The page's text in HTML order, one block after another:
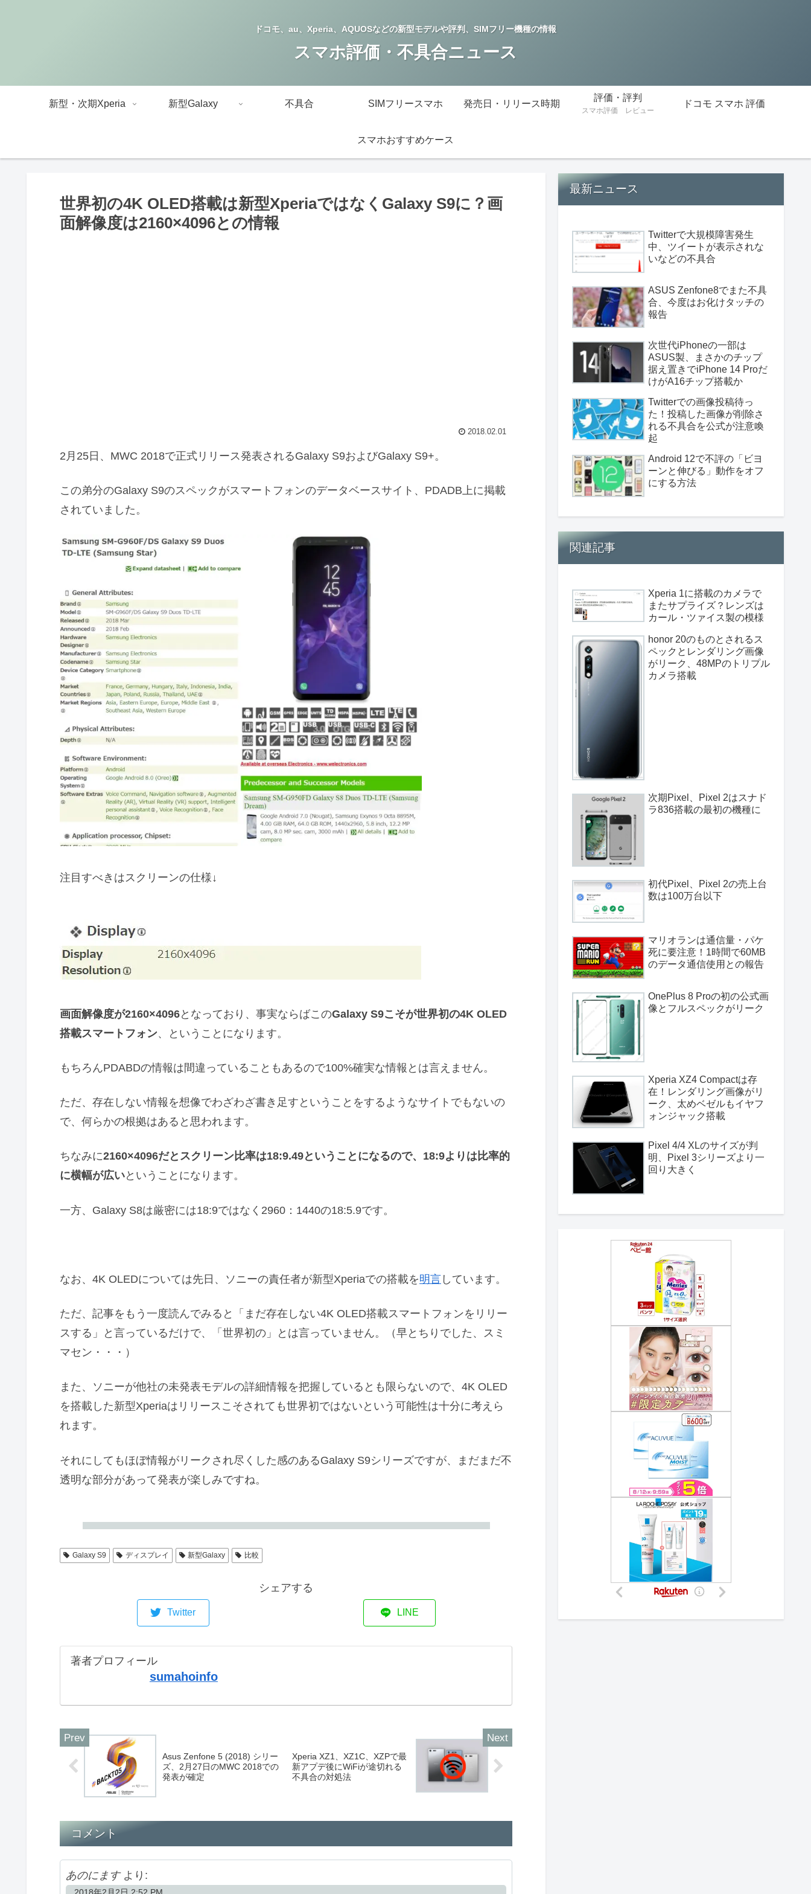
ドコモ、au、Xperia、AQUOSなどの新型モデルや評判、SIMフリー機種の情報
スマホ評価・不具合ニュース
新型・次期Xperia 新型Galaxy 不具合 SIMフリースマホ 発売日・リリース時期
評価・評判
スマホ評価 レビュー
ドコモ スマホ 評価
スマホおすすめケース
世界初の4K OLED搭載は新型XperiaではなくGalaxy S9に？画
面解像度は2160×4096との情報
2018.02.01
2月25日、MWC 2018で正式リリース発表されるGalaxy S9およびGalaxy S9+。
この弟分のGalaxy S9のスペックがスマートフォンのデータベースサイト、PDADB上に掲載
されていました。
注目すべきはスクリーンの仕様↓
画面解像度が2160×4096となっており、事実ならばこのGalaxy S9こそが世界初の4K OLED
搭載スマートフォン、ということになります。
もちろんPDABDの情報は間違っていることもあるので100%確実な情報とは言えません。
ただ、存在しない情報を想像でわざわざ書き足すということをするようなサイトでもないの
で、何らかの根拠はあると思われます。
ちなみに2160×4096だとスクリーン比率は18:9.49ということになるので、18:9よりは比率的
に横幅が広いということになります。
一方、Galaxy S8は厳密には18:9ではなく2960：1440の18:5.9です。
なお、4K OLEDについては先日、ソニーの責任者が新型Xperiaでの搭載を明言 しています。
ただ、記事をもう一度読んでみると「まだ存在しない4K OLED搭載スマートフォンをリリー
スする」と言っているだけで、「世界初の」とは言っていません。（早とちりでした、スミ
マセン・・・）
また、ソニーが他社の未発表モデルの詳細情報を把握しているとも限らないので、4K OLED
を搭載した新型Xperiaはリリースこそされても世界初ではないという可能性は十分に考えら
れます。
それにしてもほぼ情報がリークされ尽くした感のあるGalaxy S9シリーズですが、まだまだ不
透明な部分があって発表が楽しみですね。
Galaxy S9 ディスプレイ 新型Galaxy 比較
シェアする
Twitter LINE
著者プロフィール
sumahoinfo
Asus Zenfone 5 (2018) シリー
ズ、2月27日のMWC 2018での
発表が確定
Xperia XZ1、XZ1C、XZPで最
新アプデ後にWiFiが途切れる
不具合の対処法
コメント
あのにます より:
2018年2月2日 2:52 PM
最新ニュース
Twitterで大規模障害発生
中、ツイートが表示されな
いなどの不具合
ASUS Zenfone8でまた不具
合、今度はお化けタッチの
報告
次世代iPhoneの一部は
ASUS製、まさかのチップ
据え置きでiPhone 14 Proだ
けがA16チップ搭載か
Twitterでの画像投稿待っ
た！投稿した画像が削除さ
れる不具合を公式が注意喚
起
Android 12で不評の「ビヨ
ーンと伸びる」動作をオフ
にする方法
関連記事
Xperia 1に搭載のカメラで
またサプライズ？レンズは
カール・ツァイス製の模様
honor 20のものとされるス
ペックとレンダリング画像
がリーク、48MPのトリプル
カメラ搭載
次期Pixel、Pixel 2はスナド
ラ836搭載の最初の機種に
初代Pixel、Pixel 2の売上台
数は100万台以下
マリオランは通信量・パケ
死に要注意！1時間で60MB
のデータ通信使用との報告
OnePlus 8 Proの初の公式画
像とフルスペックがリーク
Xperia XZ4 Compactは存
在！レンダリング画像がリ
ーク、太めベゼルもイヤフ
ォンジャック搭載
Pixel 4/4 XLのサイズが判
明、Pixel 3シリーズより一
回り大きく